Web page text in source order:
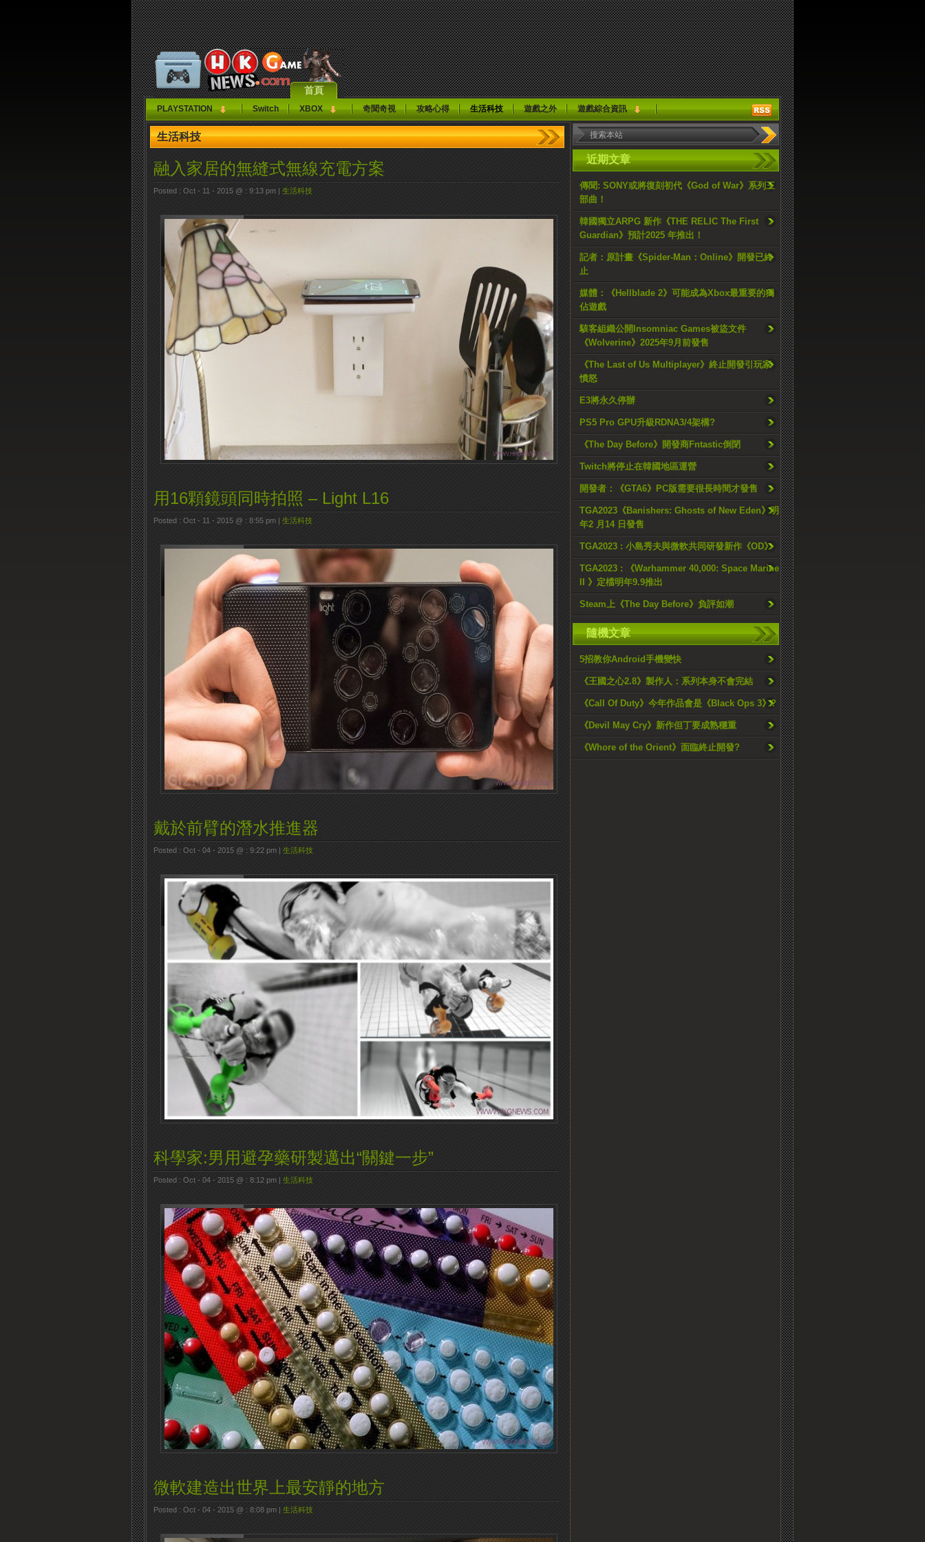
首頁
PLAYSTATION Switch XBOX 奇聞奇視 攻略心得 生活科技 遊戲之外 遊戲綜合資訊
近期文章
傳聞: SONY或將復刻初代《God of War》系列三
部曲！
韓國獨立ARPG 新作《THE RELIC The First
Guardian》預計2025 年推出！
記者：原計畫《Spider-Man：Online》開發已終
止
媒體：《Hellblade 2》可能成為Xbox最重要的獨
佔遊戲
駭客組織公開Insomniac Games被盜文件
《Wolverine》2025年9月前發售
《The Last of Us Multiplayer》終止開發引玩家
憤怒
E3將永久停辦
PS5 Pro GPU升級RDNA3/4架構?
《The Day Before》開發商Fntastic倒閉
Twitch將停止在韓國地區運營
開發者：《GTA6》PC版需要很長時間才發售
TGA2023《Banishers: Ghosts of New Eden》明
年2 月14 日發售
TGA2023 : 小島秀夫與微軟共同研發新作《OD》
TGA2023 : 《Warhammer 40,000: Space Marine
II 》定檔明年9.9推出
Steam上《The Day Before》負評如潮
隨機文章
5招教你Android手機變快
《王國之心2.8》製作人：系列本身不會完結
《Call Of Duty》今年作品會是《Black Ops 3》?
《Devil May Cry》新作但丁要成熟穩重
《Whore of the Orient》面臨終止開發?
生活科技
融入家居的無縫式無線充電方案
Posted : Oct - 11 - 2015 @ : 9:13 pm | 生活科技
用16顆鏡頭同時拍照 – Light L16
Posted : Oct - 11 - 2015 @ : 8:55 pm | 生活科技
戴於前臂的潛水推進器
Posted : Oct - 04 - 2015 @ : 9:22 pm | 生活科技
科學家:男用避孕藥研製邁出“關鍵一步”
Posted : Oct - 04 - 2015 @ : 8:12 pm | 生活科技
微軟建造出世界上最安靜的地方
Posted : Oct - 04 - 2015 @ : 8:08 pm | 生活科技